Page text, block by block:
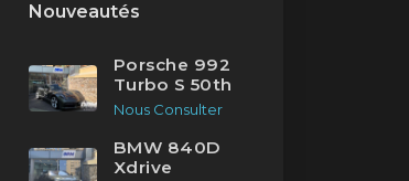
Nouveautés
Porsche 992
Turbo S 50th
Nous Consulter
BMW 840D
Xdrive